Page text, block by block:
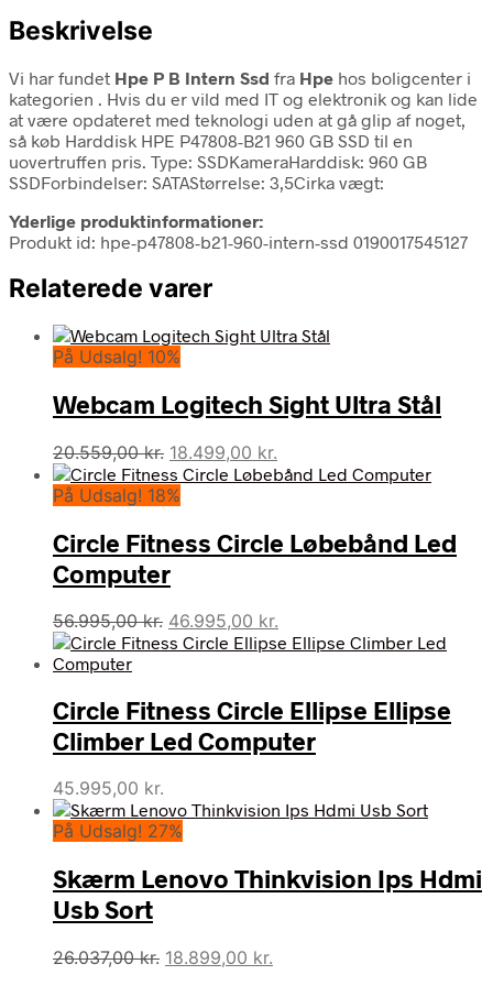
Beskrivelse
Vi har fundet Hpe P B Intern Ssd fra Hpe hos boligcenter i
kategorien . Hvis du er vild med IT og elektronik og kan lide
at være opdateret med teknologi uden at gå glip af noget,
så køb Harddisk HPE P47808-B21 960 GB SSD til en
uovertruffen pris. Type: SSDKameraHarddisk: 960 GB
SSDForbindelser: SATAStørrelse: 3,5Cirka vægt:
Yderlige produktinformationer:
Produkt id: hpe-p47808-b21-960-intern-ssd 0190017545127
Relaterede varer
På Udsalg! 10%
Webcam Logitech Sight Ultra Stål
20.559,00kr. Den
oprindelige
pris
20.559,00 kr..
18.499,00 kr.
aktuelle
18.499,00 kr..
På Udsalg! 18%
Circle Fitness Circle Løbebånd Led
Computer
56.995,00kr. Den
oprindelige
56.995,00 kr..
46.995,00 kr.
aktuelle
46.995,00 kr..
Circle Fitness Circle Ellipse Ellipse
Climber Led Computer
45.995,00 kr.
På Udsalg! 27%
Skærm Lenovo Thinkvision Ips Hdmi
Usb Sort
26.037,00kr. Den
18.899,00 kr.